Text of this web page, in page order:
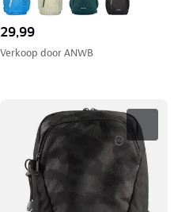
29,99
Verkoop doorANWB